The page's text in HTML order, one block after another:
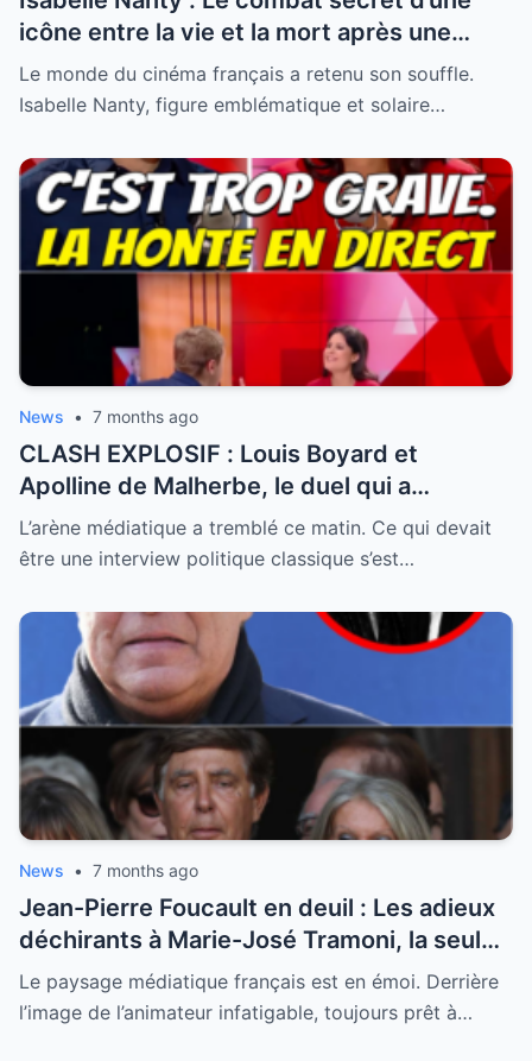
icône entre la vie et la mort après une
hospitalisation critique
Le monde du cinéma français a retenu son souffle.
Isabelle Nanty, figure emblématique et solaire…
News • 7 months ago
CLASH EXPLOSIF : Louis Boyard et
Apolline de Malherbe, le duel qui a
embrasé le direct !
L’arène médiatique a tremblé ce matin. Ce qui devait
être une interview politique classique s’est…
News • 7 months ago
Jean-Pierre Foucault en deuil : Les adieux
déchirants à Marie-José Tramoni, la seule
femme qu’il ait jamais épousée
Le paysage médiatique français est en émoi. Derrière
l’image de l’animateur infatigable, toujours prêt à…